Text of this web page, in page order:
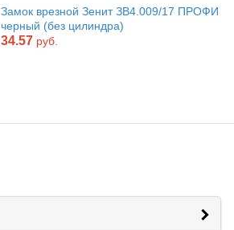
Замок врезной Зенит ЗВ4.009/17 ПРОФИ
черный (без цилиндра)
34.57 руб.